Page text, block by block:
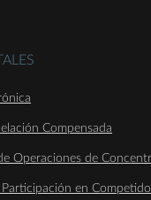
Compensada
Operaciones de
en